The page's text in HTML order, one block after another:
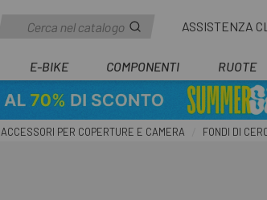
ASSISTENZA
E-BIKE COMPONENTI RUOTE
ACCESSORI PER COPERTURE E CAMERA FONDI DI